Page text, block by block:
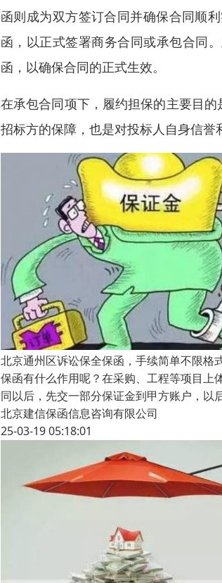
函则成为双方签订合同并确保合同顺
函，以正式签署商务合同或承包合同
函，以确保合同的正式生效。
在承包合同项下，履约担保的主要目
招标方的保障，也是对投标人自身信誉
北京通州区诉讼保全保函，手续简单不限格
保函有什么作用呢？在采购、工程等项目上
同以后，先交一部分保证金到甲方账户，
北京建信保函信息咨询有限公司
25-03-19 05:18:01